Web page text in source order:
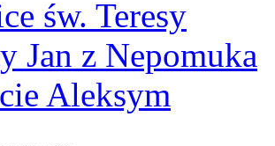
św. Teresy
Jan z Nepomuka
Aleksym